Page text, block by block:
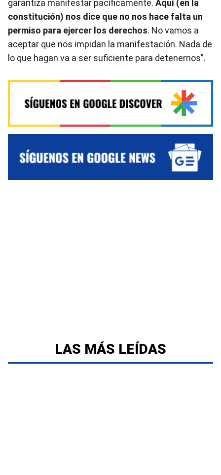
garantiza manifestar pacíficamente. Aquí (en la
constitución) nos dice que no nos hace falta un
permiso para ejercer los derechos. No vamos a
aceptar que nos impidan la manifestación. Nada de
lo que hagan va a ser suficiente para detenernos”.
LAS MÁS LEÍDAS